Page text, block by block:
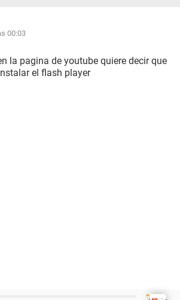
00:03
la pagina de youtube quiere decir que
el flash player